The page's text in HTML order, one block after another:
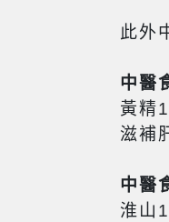
此外
中醫
黃精
滋補
中醫
淮山